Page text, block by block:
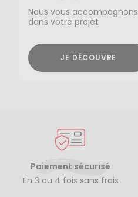
Nous vous accompagnons
dans votre projet
JE DÉCOUVRE
Paiement sécurisé
En 3 ou 4 fois sans frais